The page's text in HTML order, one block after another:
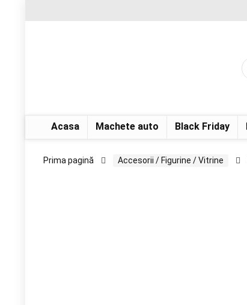
Acasa Machete auto Black Friday
Prima pagină Accesorii / Figurine / Vitrine